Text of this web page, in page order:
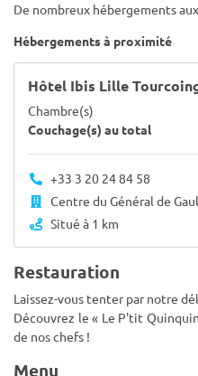
De nombreux hébergements
Hébergements à proximité
Hôtel Ibis Lille
Chambre(s)
Couchage(s) au total
+33 3 20 24 84 58
Centre du Général de
Situé à 1 km
Restauration
Laissez-vous tenter par notre
Découvrez le « Le P'tit
de nos chefs !
Menu